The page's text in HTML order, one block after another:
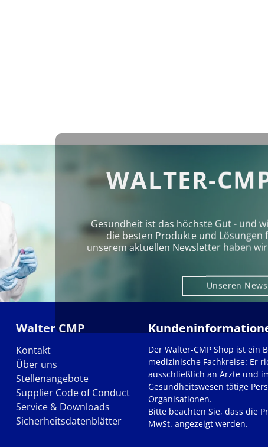
WALTER-
Gesundheit ist das höchste Gut - und
die besten Produkte und Lösungen
unserem aktuellen Newsletter haben
Unseren
Walter CMP
Kontakt
Über uns
Stellenangebote
Supplier Code of Conduct
Service & Downloads
Sicherheitsdatenblätter
Der Walter-CMP Shop ist ein
medizinische Fachkreise: Er
ausschließlich an Ärzte und
Gesundheitswesen tätige
Organisationen.
Bitte beachten Sie, dass die
MwSt. angezeigt werden.